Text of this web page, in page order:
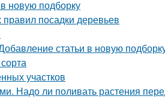
новую подборку
посадки деревьев
статьи в новую
участков
Надо ли поливать растения